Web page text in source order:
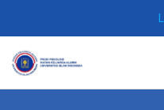
content